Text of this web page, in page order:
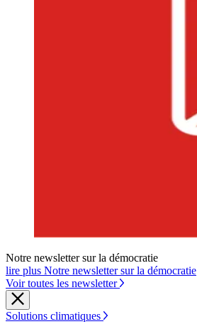
Notre newsletter sur la démocratie
lire plus Notre newsletter sur la démocratie
Voir toutes les newsletter
Solutions climatiques